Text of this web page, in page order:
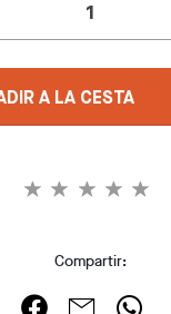
A LA CESTA
Compartir: